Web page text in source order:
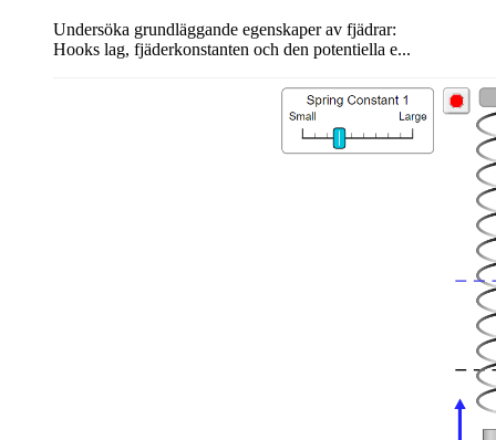
Undersöka grundläggande egenskaper av fjädrar:
Hooks lag, fjäderkonstanten och den potentiella e...